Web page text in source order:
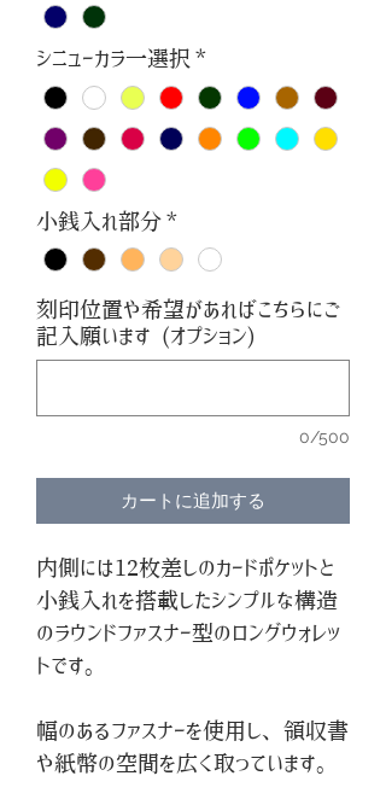
シニューカラ一選択 *
小銭入れ部分 *
刻印位置や希望があればこちらにご
記入願います (オプション)
0/500
カートに追加する
内側には12枚差しのカードポケットと
小銭入れを搭載したシンプルな構造
のラウンドファスナー型のロングウォレッ
トです。
幅のあるファスナーを使用し、領収書
や紙幣の空間を広く取っています。